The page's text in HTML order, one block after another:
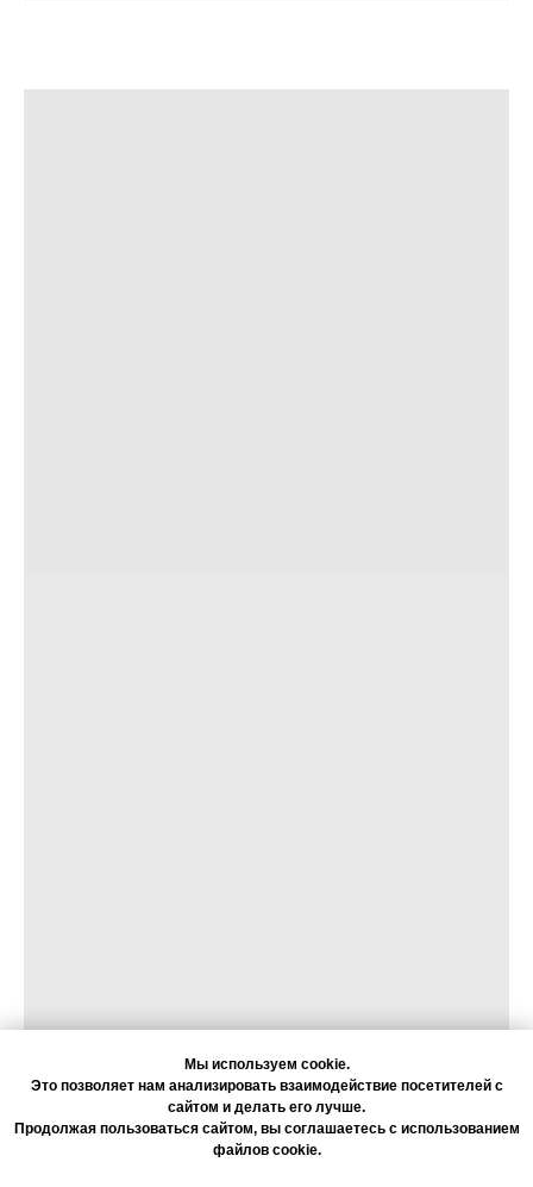
Мы используем cookie.
Это позволяет нам анализировать взаимодействие посетителей с
сайтом и делать его лучше.
Продолжая пользоваться сайтом, вы соглашаетесь с использованием
файлов cookie.